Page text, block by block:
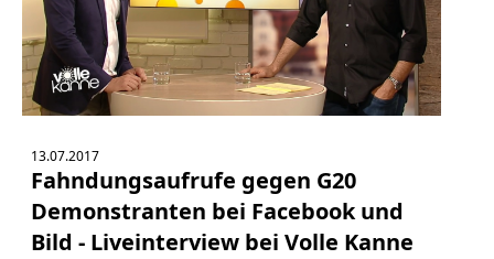
13.07.2017
Fahndungsaufrufe gegen G20
Demonstranten bei Facebook und
Bild - Liveinterview bei Volle Kanne